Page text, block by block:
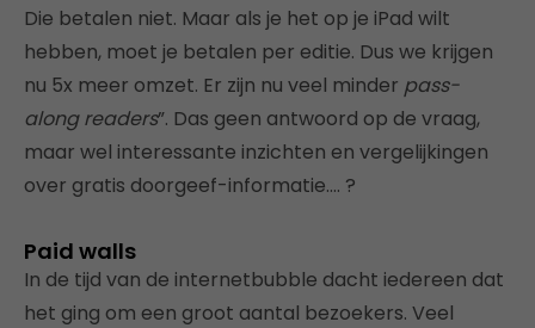
Die betalen niet. Maar als je het op je iPad wilt
hebben, moet je betalen per editie. Dus we krijgen
nu 5x meer omzet. Er zijn nu veel minder pass-
along readers”. Das geen antwoord op de vraag,
maar wel interessante inzichten en vergelijkingen
over gratis doorgeef-informatie…. ?
Paid walls
In de tijd van de internetbubble dacht iedereen dat
het ging om een groot aantal bezoekers. Veel